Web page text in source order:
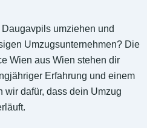
umziehen und
Umzugsunternehmen? Die
Wien aus Wien stehen dir
Erfahrung und einem
wir dafür, dass dein Umzug